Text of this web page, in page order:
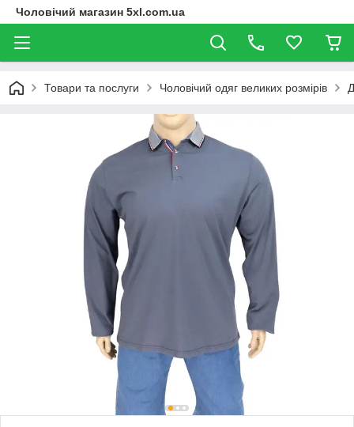
Чоловічий магазин 5xl.com.ua
Товари та послуги Чоловічий одяг великих розмірів